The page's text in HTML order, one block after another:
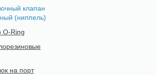
клапан
(ниппель)
O-Ring
на порт